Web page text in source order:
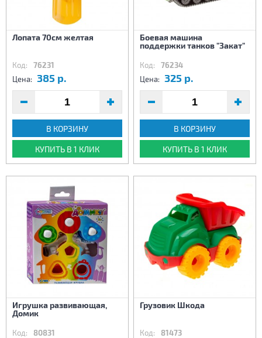
Лопата 70см желтая
Код: 76231
Цена: 385 р.
В КОРЗИНУ
КУПИТЬ В 1 КЛИК
Боевая машина
поддержки танков "Закат"
Код: 76234
Цена: 325 р.
В КОРЗИНУ
КУПИТЬ В 1 КЛИК
Игрушка развивающая,
Домик
Код: 80831
Грузовик Шкода
Код: 81473